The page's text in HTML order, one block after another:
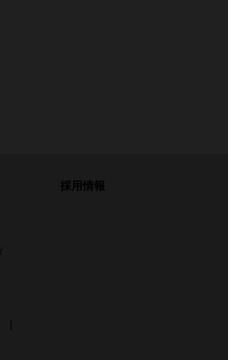
採用情報